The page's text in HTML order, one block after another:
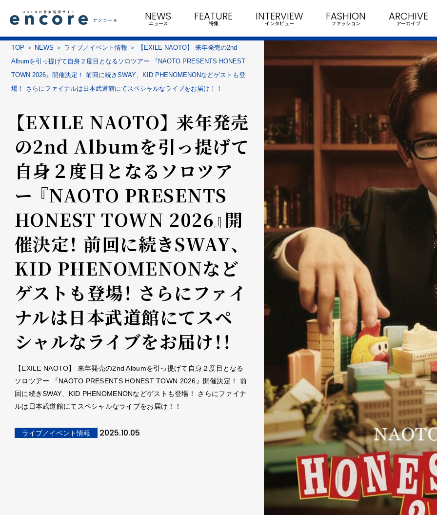
NEWS
ニュース
FEATURE
特集
INTERVIEW
インタビュー
FASHION
ファッション
ARCHIVE
アーカイブ
TOP NEWS ライブ／イベント情報
【EXILE NAOTO】 来年発売の2nd
Albumを引っ提げて自身２度目となるソロツアー 『NAOTO PRESENTS HONEST
TOWN 2026』開催決定！ 前回に続きSWAY、KID PHENOMENONなどゲストも登
場！ さらにファイナルは日本武道館にてスペシャルなライブをお届け！！
【EXILE NAOTO】 来年発売
の2nd Albumを引っ提げて
自身２度目となるソロツア
ー 『NAOTO PRESENTS
HONEST TOWN 2026』開
催決定！ 前回に続きSWAY、
KID PHENOMENONなど
ゲストも登場！ さらにファイ
ナルは日本武道館にてスペ
シャルなライブをお届け！！
【EXILE NAOTO】 来年発売の2nd Albumを引っ提げて自身２度目となる
ソロツアー 『NAOTO PRESENTS HONEST TOWN 2026』開催決定！ 前
回に続きSWAY、KID PHENOMENONなどゲストも登場！ さらにファイナ
ルは日本武道館にてスペシャルなライブをお届け！！
ライブ／イベント情報 2025.10.05